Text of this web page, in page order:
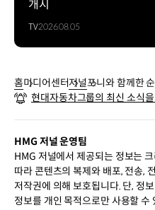
개시
TV2026.08.05
홈미디어센터저널포니와 함께한
현대자동차그룹의 최신 소식
HMG 저널 운영팀
HMG 저널에서 제공되는 정보는
따라 콘텐츠의 복제와 배포, 전송,
저작권에 의해 보호됩니다. 단, 정
정보를 개인 목적으로만 사용할 수